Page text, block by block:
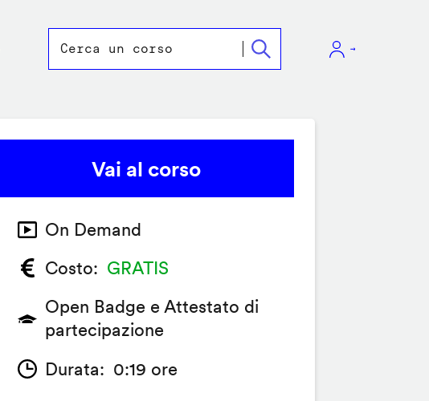
Vai al corso
On Demand
Costo
GRATIS
Open Badge e Attestato di
partecipazione
Durata
0:19 ore